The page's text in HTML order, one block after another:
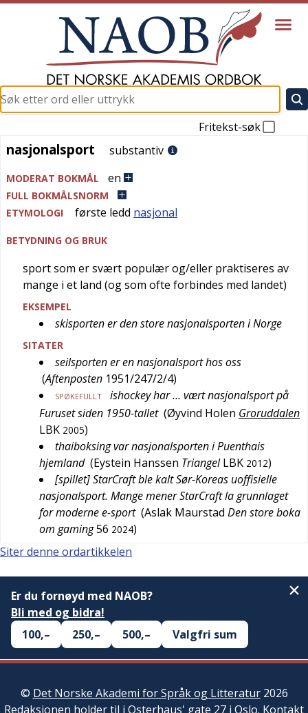
Fritekst-søk
nasjonalsport
nasjonalsport substantiv
MODERAT BOKMÅL en
FULL BOKMÅLSNORM
ETYMOLOGI
første ledd nasjonal
BETYDNING OG BRUK
sport som er svært populær og/eller praktiseres av
mange i et land (og som ofte forbindes med landet)
EKSEMPEL
skisporten er den store nasjonalsporten i Norge
SITATER
seilsporten er en nasjonalsport hos oss
(Aftenposten 1951/247/2/4)
SPØKEFULLT
ishockey har … vært nasjonalsport på
Furuset siden 1950-tallet (Øyvind Holen Groruddalen
LBK 2005)
thaiboksing var nasjonalsporten i Puenthais
hjemland (Eystein Hanssen Triangel LBK 2012)
[spillet] StarCraft ble kalt Sør-Koreas uoffisielle
nasjonalsport. Mange mener StarCraft la grunnlaget
for moderne e-sport (Aslak Maurstad Den store boka
om gaming56 2024)
Siter denne ordartikkelen
Er du fornøyd med NAOB?
Bli med og bidra!
100,–
250,– 500,– Valgfri sum
© Det Norske Akademi for Språk og Litteratur2026
Redaksjonen holder til i Osterhaus' gate 27 i Oslo. Kontakt